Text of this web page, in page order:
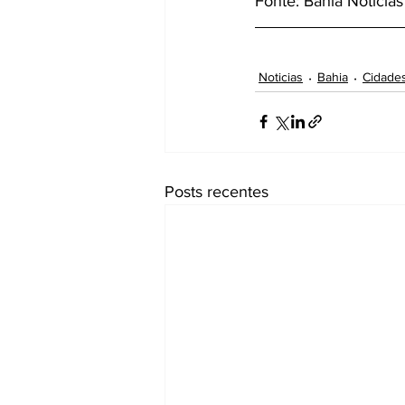
Noticias Bahia
Posts recentes